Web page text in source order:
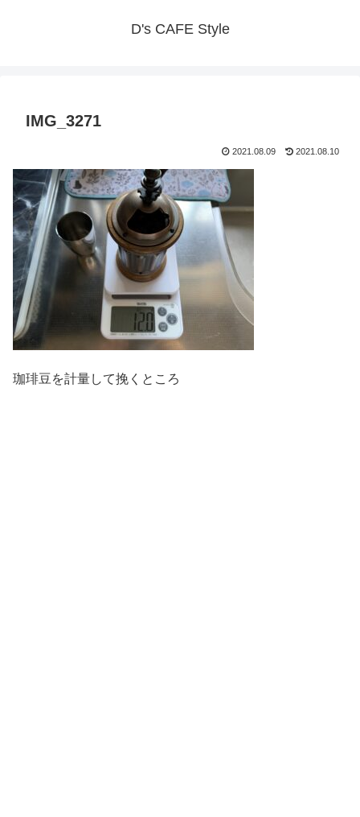
D's CAFE Style
IMG_3271
2021.08.09 2021.08.10
珈琲豆を計量して挽くところ